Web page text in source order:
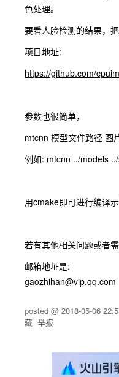
色处理。
要看人脸检测的结果，
项目地址:
https://github.com/
参数也很简单，
mtcnn 模型文件路径 图
例如: mtcnn ../models
用cmake即可进行编译
若有其他相关问题或者
邮箱地址是:
gaozhihan@vip.qq.com
posted @ 2018-05-06
藏 举报